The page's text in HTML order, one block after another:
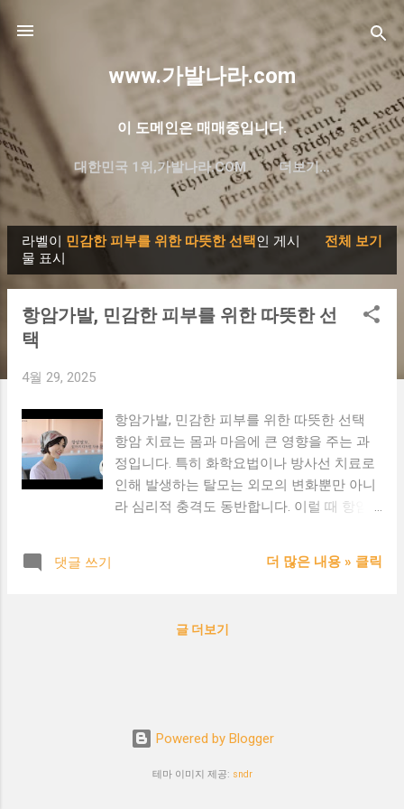
www.가발나라.com
이 도메인은 매매중입니다.
대한민국 1위,가발나라.COM 더보기…
프리미엄 한글 도메인 대방출
글
라벨이 민감한 피부를 위한 따뜻한 선택인 게시
물 표시
전체 보기
항암가발, 민감한 피부를 위한 따뜻한 선
택
4월 29, 2025
항암가발, 민감한 피부를 위한 따뜻한 선택
항암 치료는 몸과 마음에 큰 영향을 주는 과
정입니다. 특히 화학요법이나 방사선 치료로
인해 발생하는 탈모는 외모의 변화뿐만 아니
라 심리적 충격도 동반합니다. 이럴 때 항암
니다. 항암가발이란? 항암가발 은 항암치료
특별한 설계와 소재 로 제작됩니다. 항암가발
모양이 자연스럽고 본인 스타일과 어울리는
댓글 쓰기 더 많은 내용 » 클릭
글 더보기
Powered by Blogger
테마 이미지 제공: sndr